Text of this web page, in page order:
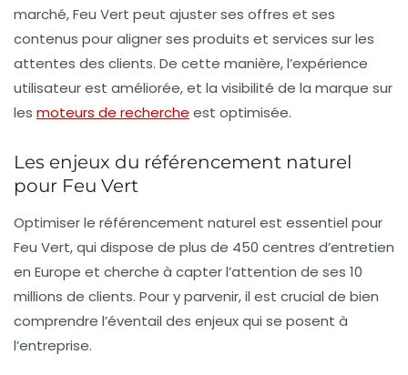
marché, Feu Vert peut ajuster ses offres et ses
contenus pour aligner ses produits et services sur les
attentes des clients. De cette manière, l’expérience
utilisateur est améliorée, et la visibilité de la marque sur
les moteurs de recherche est optimisée.
Les enjeux du référencement naturel
pour Feu Vert
Optimiser le référencement naturel est essentiel pour
Feu Vert, qui dispose de plus de 450 centres d’entretien
en Europe et cherche à capter l’attention de ses 10
millions de clients. Pour y parvenir, il est crucial de bien
comprendre l’éventail des enjeux qui se posent à
l’entreprise.